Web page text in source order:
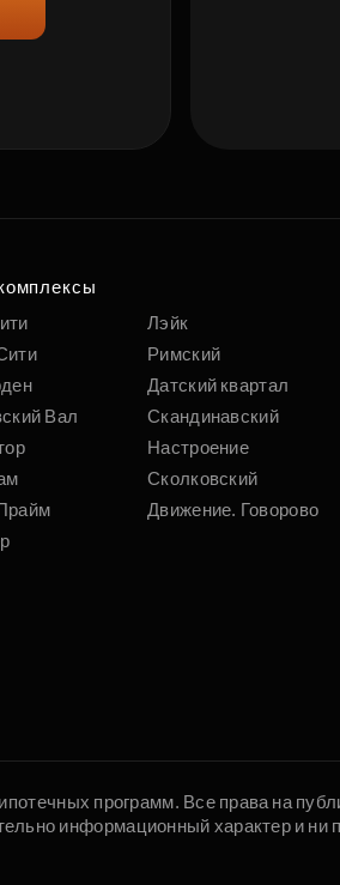
Вал
Лэйк
Римский
Датский квартал
Скандинавский
Настроение
Сколковский
Движение. Говорово
программ. Все права на
информационный характер и ни